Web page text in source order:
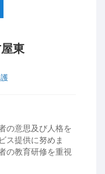
東
の意思及び人格を
ス提供に努めま
の教育研修を重視